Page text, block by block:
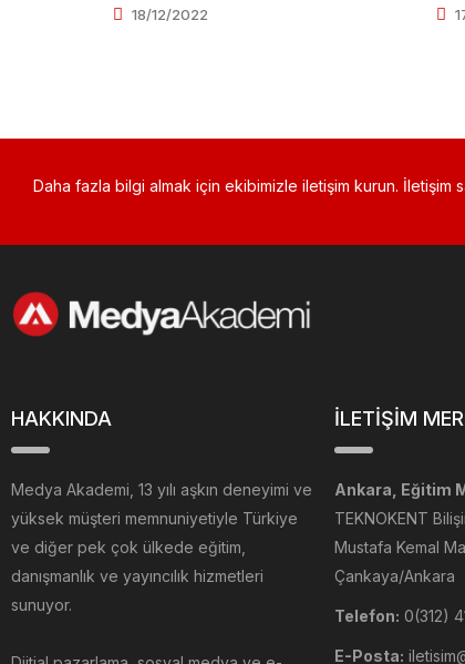
18/12/2022
Daha fazla bilgi almak için ekibimizle iletişim kurun. İletişim
HAKKINDA
Medya Akademi, 13 yılı aşkın deneyimi ve
yüksek müşteri memnuniyetiyle Türkiye
ve diğer pek çok ülkede eğitim,
danışmanlık ve yayıncılık hizmetleri
sunuyor.
İLETİŞİM
Ankara, Eğitim
TEKNOKENT
Mustafa Kemal
Çankaya/Ankara
Telefon: 0(312)
E-Posta: